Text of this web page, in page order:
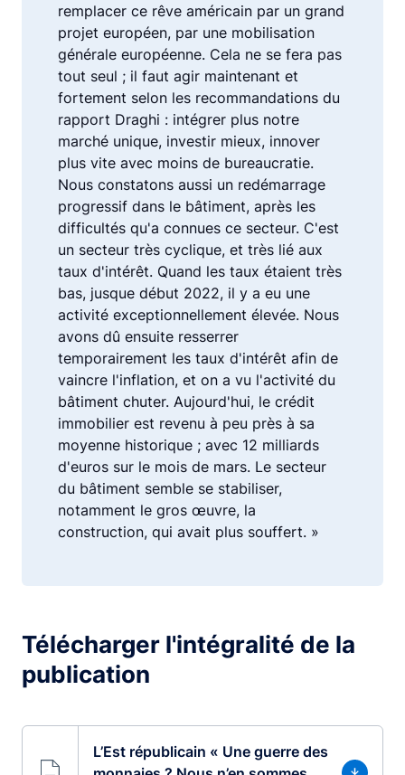
remplacer ce rêve américain par un grand
projet européen, par une mobilisation
générale européenne. Cela ne se fera pas
tout seul ; il faut agir maintenant et
fortement selon les recommandations du
rapport Draghi : intégrer plus notre
marché unique, investir mieux, innover
plus vite avec moins de bureaucratie.
Nous constatons aussi un redémarrage
progressif dans le bâtiment, après les
difficultés qu'a connues ce secteur. C'est
un secteur très cyclique, et très lié aux
taux d'intérêt. Quand les taux étaient très
bas, jusque début 2022, il y a eu une
activité exceptionnellement élevée. Nous
avons dû ensuite resserrer
temporairement les taux d'intérêt afin de
vaincre l'inflation, et on a vu l'activité du
bâtiment chuter. Aujourd'hui, le crédit
immobilier est revenu à peu près à sa
moyenne historique ; avec 12 milliards
d'euros sur le mois de mars. Le secteur
du bâtiment semble se stabiliser,
notamment le gros œuvre, la
construction, qui avait plus souffert. »
Télécharger l'intégralité de la
publication
L’Est républicain « Une guerre des